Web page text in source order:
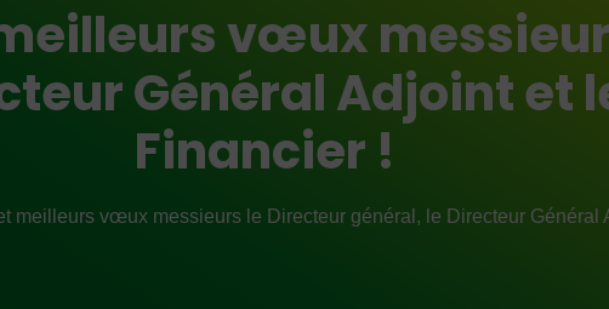
vœux
Général Adjoint et
Financier !
meilleurs vœux messieurs le Directeur général, le Directeur Général